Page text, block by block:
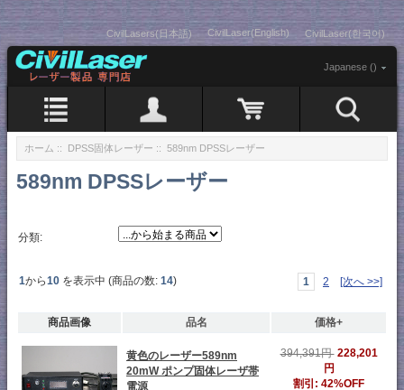
CivilLasers(日本語) CivilLaser(English) CivilLaser(한국어)
Japanese ()
ホーム :: DPSS固体レーザー :: 589nm DPSSレーザー
589nm DPSSレーザー
分類:
1から10 を表示中 (商品の数: 14) 1 2 [次へ >>]
商品画像 品名 価格+
黄色のレーザー589nm
20mW ポンプ固体レーザ帯
電源
394,391円 228,201
円
割引: 42%OFF